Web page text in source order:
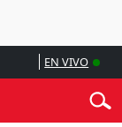
EN VIVO